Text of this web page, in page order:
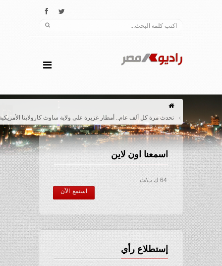
تحدث مرة كل ألف عام.. أمطار غزيرة على ولاية ساوث كارولاينا الأمريكية تقتل سبعة
اسمعنا اون لاين
64 ك ب/ث
استمع الآن
إستطلاع رأي